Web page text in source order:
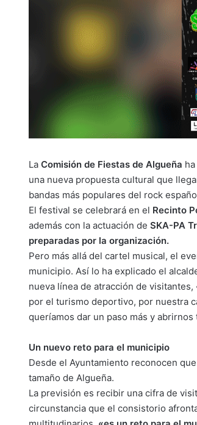
La Comisión de Fiestas de Algueña
una nueva propuesta cultural que
bandas más populares del rock
El festival se celebrará en el Recinto
además con la actuación de SKA-PA
preparadas por la organización.
Pero más allá del cartel musical, el
municipio. Así lo ha explicado el
nueva línea de atracción de
por el turismo deportivo, por nuestra
queríamos dar un paso más y
Un nuevo reto para el municipio
Desde el Ayuntamiento reconocen
tamaño de Algueña.
La previsión es recibir una cifra de
circunstancia que el consistorio